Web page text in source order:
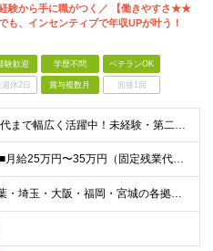
験から手に職がつく／ 【働きやすさ★★
も、インセンティブで年収UPが叶う！
験歓迎 学歴不問 ベテランOK
週休2日 賞与複数月 面接1回
【20代〜50代まで幅広く活躍中！未経験・第二新卒歓迎】 ◎学歴不問／普通自動車免許（AT限定可）をお持ちの方 ＼こんな方にぴったりです／ □ 機械いじりやコツコツ丁寧な作業が好き □ 頑張りが収入
【経験者】 ■⽉給25万円〜35万円（固定残業代含む）＋等級⼿当＋インセンティブ＋賞与年2回（昨年度実績最⼤6カ⽉分） ※固定残業代は残業の有無に関わらず、⽉20時間分：3万4000円〜4万7500円
＜東京・千葉・埼⽟・⼤阪・福岡・宮城の各拠点＞ ※勤務地は希望を考慮して決定します ※直⾏直帰OK ※転勤は基本的にありませんが、希望次第で別拠点への異動も可 ※全拠点オフィス内禁煙 ■秋葉原オフ